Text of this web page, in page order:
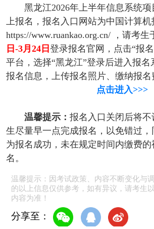
黑龙江2026年上半年信息系统项
上报名，报名入口网站为中国计算机
https://www.ruankao.org.cn/ ，请考生
日-3月24日 登录报名官网，点击“报
平台，选择“黑龙江”登录后进入报名
报名信息，上传报名照片、缴纳报名
点击进入>>>
温馨提示： 报名入口关闭后将
生尽量早一点完成报名，以免错过
为报名成功，未在规定时间内缴费
名。
温馨提示：因考试政策、内容不断变化与
的以上信息仅供参考，如有异议，请考生
内容为准！
分享至：